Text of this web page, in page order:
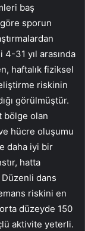
baş
sporun
31 yıl arasında
haftalık fiziksel
riskinin
görülmüştür.
bölge olan
hücre oluşumu
daha iyi bir
hatta
dans
riskini en
düzeyde 150
aktivite yeterli.